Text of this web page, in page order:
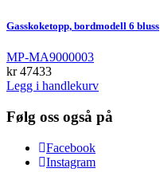
Gasskoketopp, bordmodell 6 bluss
MP-MA9000003
kr47433
Legg i handlekurv
Følg oss også på
Facebook
Instagram